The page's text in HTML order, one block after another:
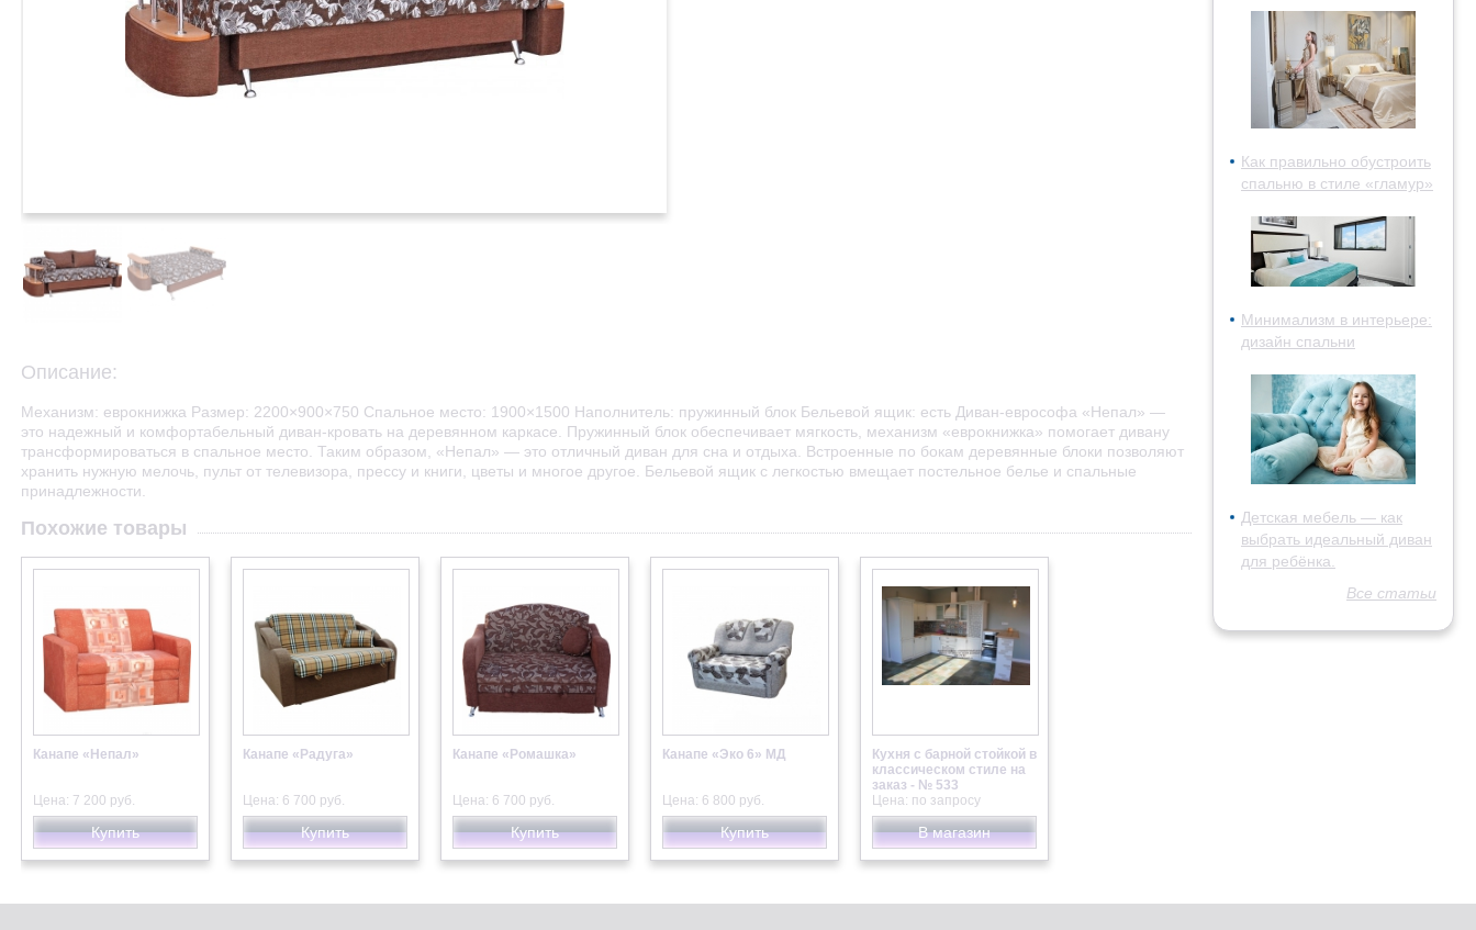
Как правильно обустроить
спальню в стиле «гламур»
Минимализм в интерьере:
дизайн спальни
Детская мебель — как
выбрать идеальный диван
для ребёнка.
Все статьи
Описание:
Механизм: еврокнижка Размер: 2200×900×750 Спальное место: 1900×1500 Наполнитель: пружинный блок Бельевой ящик: есть Диван-еврософа «Непал» —
это надежный и комфортабельный диван-кровать на деревянном каркасе. Пружинный блок обеспечивает мягкость, механизм «еврокнижка» помогает дивану
трансформироваться в спальное место. Таким образом, «Непал» — это отличный диван для сна и отдыха. Встроенные по бокам деревянные блоки позволяют
хранить нужную мелочь, пульт от телевизора, прессу и книги, цветы и многое другое. Бельевой ящик с легкостью вмещает постельное белье и спальные
принадлежности.
Похожие товары
Канапе «Непал»
Цена: 7 200 руб.
Купить
Канапе «Радуга»
Цена: 6 700 руб.
Купить
Канапе «Ромашка»
Цена: 6 700 руб.
Купить
Канапе «Эко 6» МД
Цена: 6 800 руб.
Купить
Кухня с барной стойкой в
классическом стиле на
заказ - № 533
Цена: по запросу
В магазин